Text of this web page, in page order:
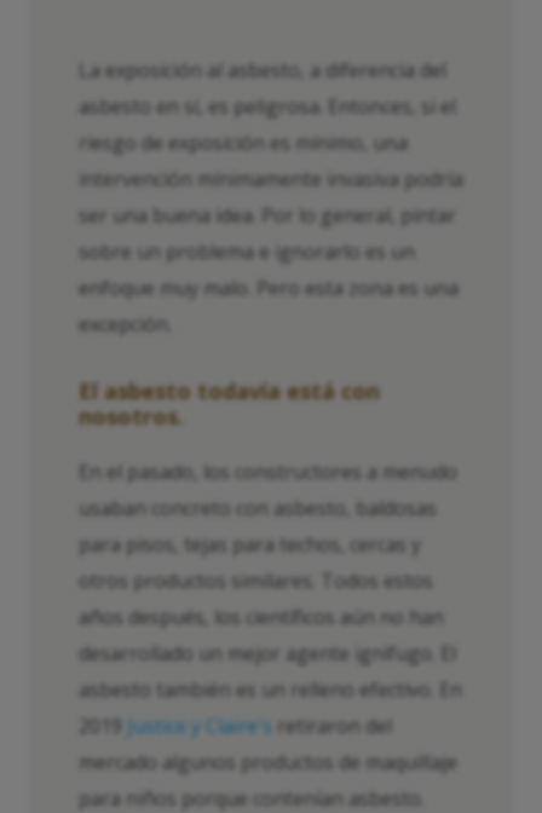
La exposición al asbesto, a diferencia del
asbesto en sí, es peligrosa. Entonces, si el
riesgo de exposición es mínimo, una
intervención mínimamente invasiva podría
ser una buena idea. Por lo general, pintar
sobre un problema e ignorarlo es un
enfoque muy malo. Pero esta zona es una
excepción.
El asbesto todavía está con
nosotros.
En el pasado, los constructores a menudo
usaban concreto con asbesto, baldosas
para pisos, tejas para techos, cercas y
otros productos similares. Todos estos
años después, los científicos aún no han
desarrollado un mejor agente ignífugo. El
asbesto también es un relleno efectivo. En
Justice y Claire's retiraron del
mercado algunos productos de maquillaje
para niños porque contenían asbesto.